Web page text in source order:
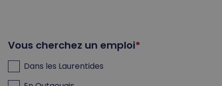
Vous cherchez un emploi
Dans les Laurentides